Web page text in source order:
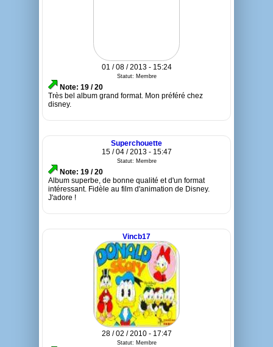
01 / 08 / 2013 - 15:24
Statut: Membre
Note: 19 / 20
Très bel album grand format. Mon préféré chez
disney.
Superchouette
15 / 04 / 2013 - 15:47
Statut: Membre
Note: 19 / 20
Album superbe, de bonne qualité et d'un format
intéressant. Fidèle au film d'animation de Disney.
J'adore !
Vincb17
28 / 02 / 2010 - 17:47
Statut: Membre